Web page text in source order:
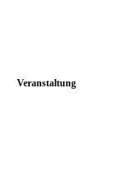
Veranstaltung